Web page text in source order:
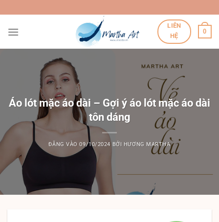
qua
nội
LIÊN
HỆ
0
Áo lót mặc áo dài – Gợi ý áo lót mặc áo dài
tôn dáng
ĐĂNG VÀO09/10/2024 BỞI HƯƠNG MARTHA